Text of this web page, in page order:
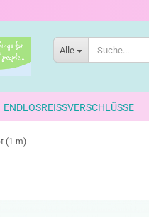
Alle
ENDLOSREISSVERSCHLÜSSE
(1 m)